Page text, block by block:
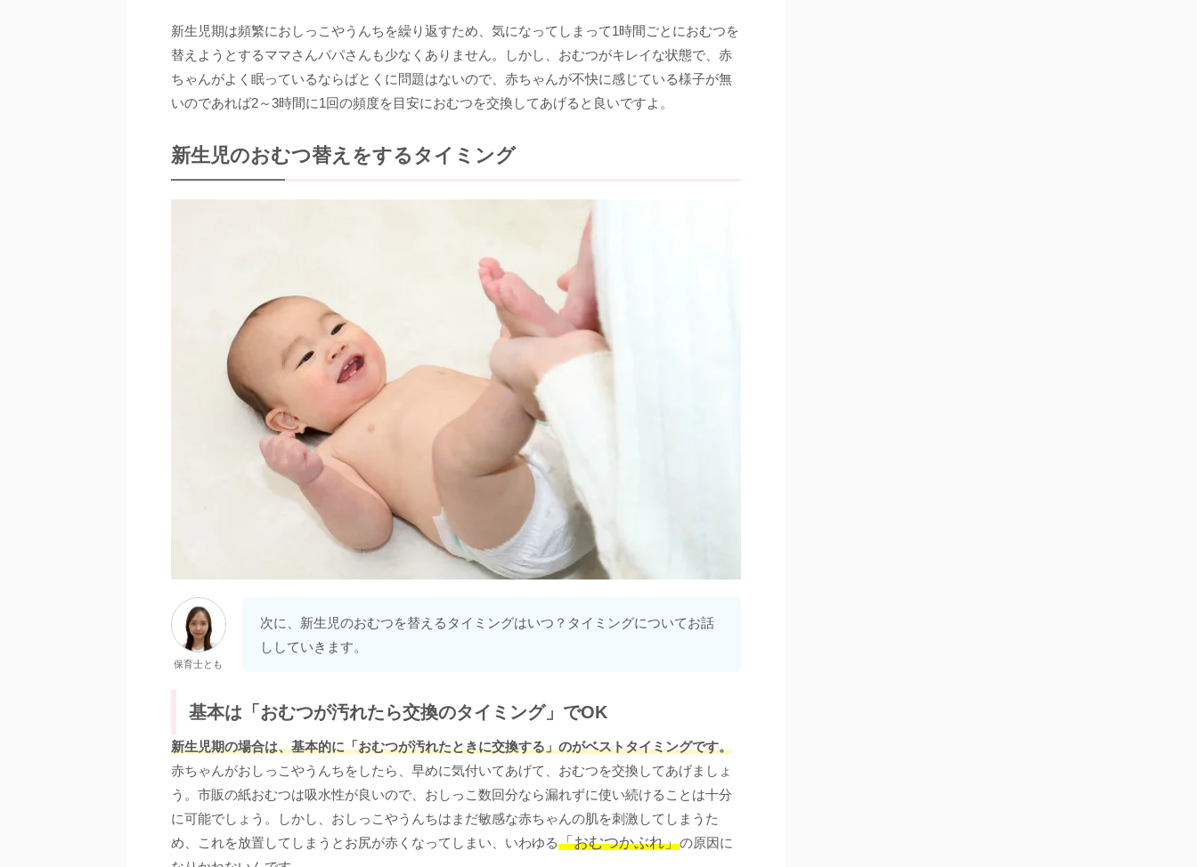
新生児期は頻繁におしっこやうんちを繰り返すため、気になってしまって1時間ごとにおむつを
替えようとするママさんパパさんも少なくありません。しかし、おむつがキレイな状態で、赤
ちゃんがよく眠っているならばとくに問題はないので、赤ちゃんが不快に感じている様子が無
いのであれば2～3時間に1回の頻度を目安におむつを交換してあげると良いですよ。
新生児のおむつ替えをするタイミング
保育士とも
次に、新生児のおむつを替えるタイミングはいつ？タイミングについてお話
ししていきます。
基本は「おむつが汚れたら交換のタイミング」でOK
新生児期の場合は、基本的に「おむつが汚れたときに交換する」のがベストタイミングです。
赤ちゃんがおしっこやうんちをしたら、早めに気付いてあげて、おむつを交換してあげましょ
う。市販の紙おむつは吸水性が良いので、おしっこ数回分なら漏れずに使い続けることは十分
に可能でしょう。しかし、おしっこやうんちはまだ敏感な赤ちゃんの肌を刺激してしまうた
め、これを放置してしまうとお尻が赤くなってしまい、いわゆる「おむつかぶれ」の原因に